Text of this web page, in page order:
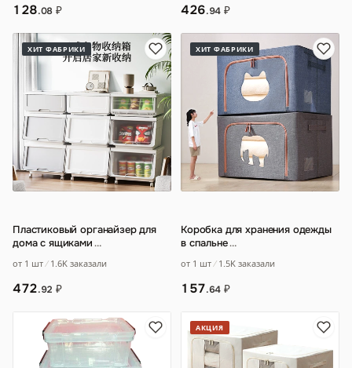
128.08 ₽ 426.94 ₽
ХИТ ФАБРИКИ
Пластиковый органайзер для
дома с ящиками…
от 1 шт 1.6K заказали
472.92 ₽
ХИТ ФАБРИКИ
Коробка для хранения одежды
в спальне…
от 1 шт 1.5K заказали
157.64 ₽
АКЦИЯ